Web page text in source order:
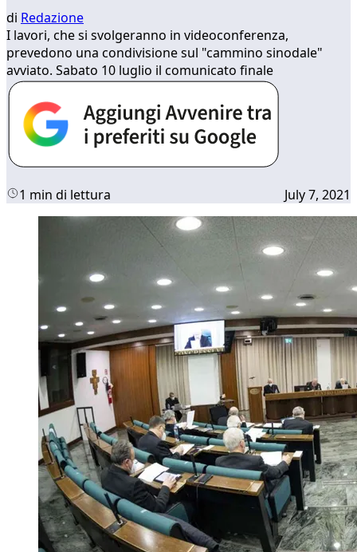
di Redazione
I lavori, che si svolgeranno in videoconferenza,
prevedono una condivisione sul "cammino sinodale"
avviato. Sabato 10 luglio il comunicato finale
1 min di lettura July 7, 2021